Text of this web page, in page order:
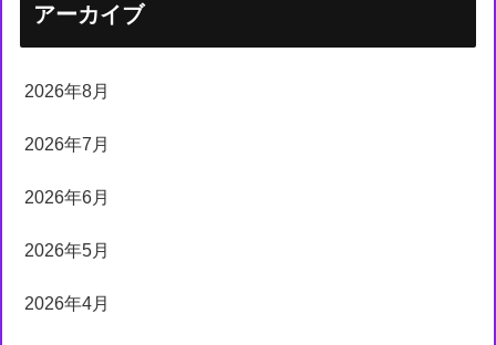
アーカイブ
2026年8月
2026年7月
2026年6月
2026年5月
2026年4月